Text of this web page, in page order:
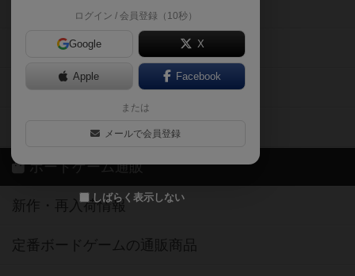
ログイン / 会員登録（10秒）
Google X
Apple Facebook
または
メールで会員登録
しばらく表示しない
掲示板・トピックス
ボドとも・会員一覧
ボードゲーム業界コラム
ボドゲーマご利用案内
ボードゲーム通販
新作・再入荷情報
定番ボードゲームの通販商品